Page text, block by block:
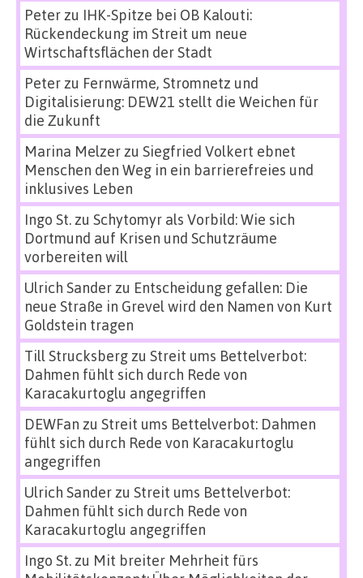
Peterzu IHK-Spitze bei OB Kalouti:
Rückendeckung im Streit um neue
Wirtschaftsflächen der Stadt
Peterzu Fernwärme, Stromnetz und
Digitalisierung: DEW21 stellt die Weichen für
die Zukunft
Marina Melzerzu Siegfried Volkert ebnet
Menschen den Weg in ein barrierefreies und
inklusives Leben
Ingo St.zu Schytomyr als Vorbild: Wie sich
Dortmund auf Krisen und Schutzräume
vorbereiten will
Ulrich Sanderzu Entscheidung gefallen: Die
neue Straße in Grevel wird den Namen von Kurt
Goldstein tragen
Till Strucksbergzu Streit ums Bettelverbot:
Dahmen fühlt sich durch Rede von
Karacakurtoglu angegriffen
DEWFan zu Streit ums Bettelverbot: Dahmen
fühlt sich durch Rede von Karacakurtoglu
angegriffen
Ulrich Sanderzu Streit ums Bettelverbot:
Dahmen fühlt sich durch Rede von
Karacakurtoglu angegriffen
Ingo St.zu Mit breiter Mehrheit fürs